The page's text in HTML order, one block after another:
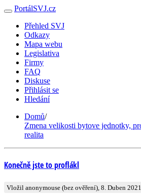
PortálSVJ.cz
Přehled SVJ
Odkazy
Mapa webu
Legislativa
Firmy
FAQ
Diskuse
Přihlásit se
Hledání
Domů/
Zmena velikosti bytove jednotky,
realita
Konečně jste to proflákl
Vložil anonymouse (bez ověření), 8. Duben